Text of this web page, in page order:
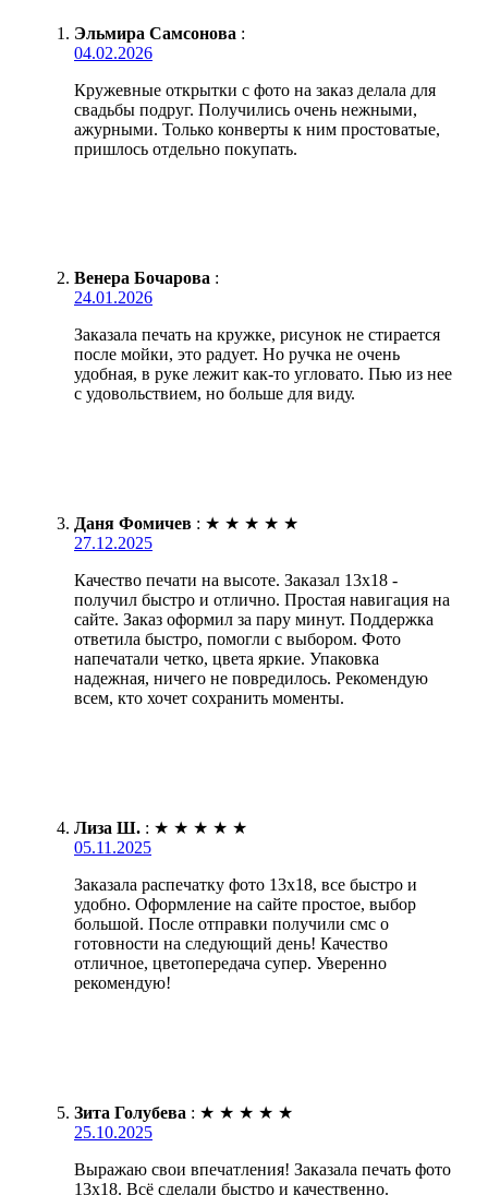
Эльмира Самсонова :
04.02.2026
Кружевные открытки с фото на заказ делала для
свадьбы подруг. Получились очень нежными,
ажурными. Только конверты к ним простоватые,
пришлось отдельно покупать.
Венера Бочарова :
24.01.2026
Заказала печать на кружке, рисунок не стирается
после мойки, это радует. Но ручка не очень
удобная, в руке лежит как-то угловато. Пью из нее
с удовольствием, но больше для виду.
Даня Фомичев : ★ ★ ★ ★ ★
27.12.2025
Качество печати на высоте. Заказал 13х18 -
получил быстро и отлично. Простая навигация на
сайте. Заказ оформил за пару минут. Поддержка
ответила быстро, помогли с выбором. Фото
напечатали четко, цвета яркие. Упаковка
надежная, ничего не повредилось. Рекомендую
всем, кто хочет сохранить моменты.
Лиза Ш. : ★ ★ ★ ★ ★
05.11.2025
Заказала распечатку фото 13х18, все быстро и
удобно. Оформление на сайте простое, выбор
большой. После отправки получили смс о
готовности на следующий день! Качество
отличное, цветопередача супер. Уверенно
рекомендую!
Зита Голубева : ★ ★ ★ ★ ★
25.10.2025
Выражаю свои впечатления! Заказала печать фото
13х18. Всё сделали быстро и качественно.